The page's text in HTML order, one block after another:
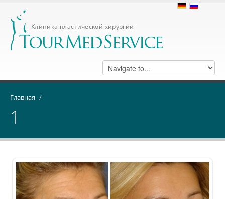
Клиника пластической хирургии
Главная /
1